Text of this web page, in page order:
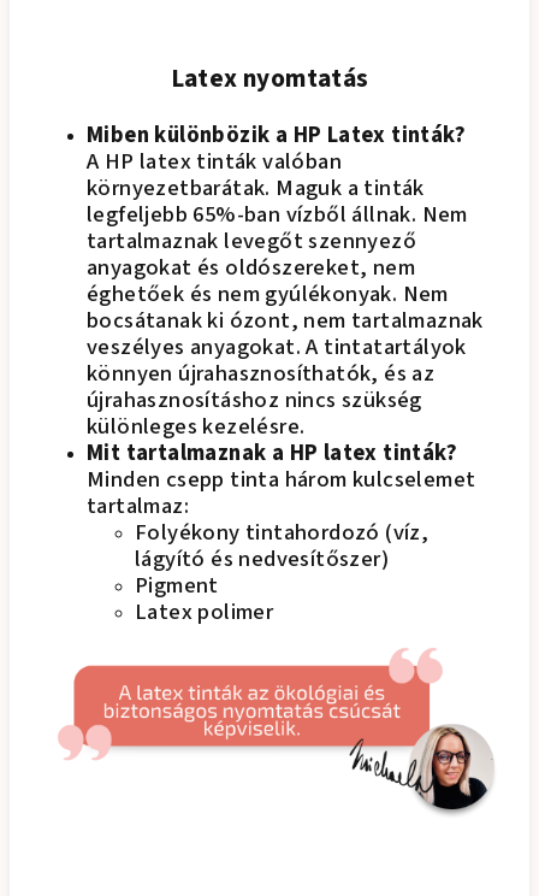
Latex nyomtatás
Miben különbözik a HP Latex tinták?
A HP latex tinták valóban
környezetbarátak. Maguk a tinták
legfeljebb 65%-ban vízből állnak. Nem
tartalmaznak levegőt szennyező
anyagokat és oldószereket, nem
éghetőek és nem gyúlékonyak. Nem
bocsátanak ki ózont, nem tartalmaznak
veszélyes anyagokat. A tintatartályok
könnyen újrahasznosíthatók, és az
újrahasznosításhoz nincs szükség
különleges kezelésre.
Mit tartalmaznak a HP latex tinták?
Minden csepp tinta három kulcselemet
tartalmaz:
Folyékony tintahordozó (víz,
lágyító és nedvesítőszer)
Pigment
Latex polimer